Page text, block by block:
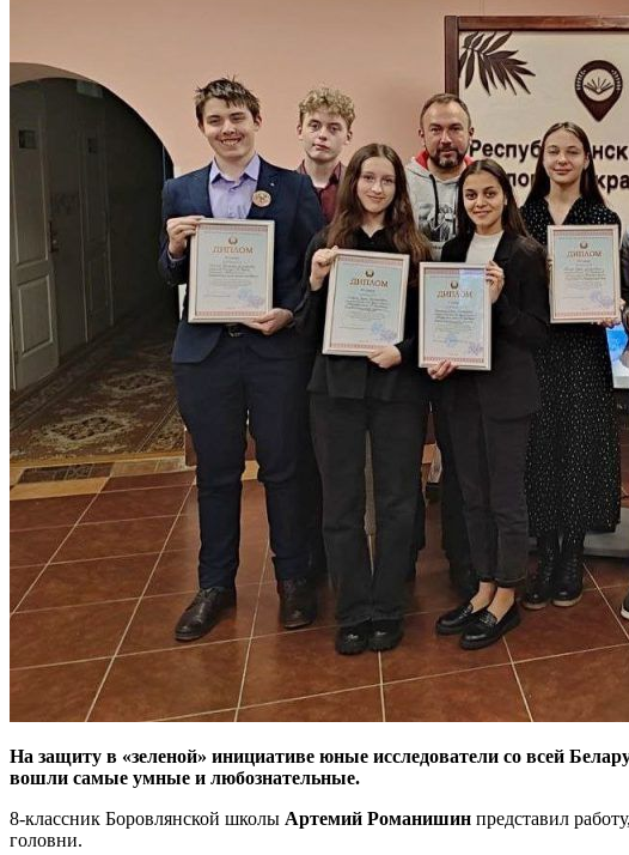
На защиту в «зеленой» инициативе юные исследователи со всей
вошли самые умные и любознательные.
8-классник Боровлянской школы Артемий Романишин представил
головни.